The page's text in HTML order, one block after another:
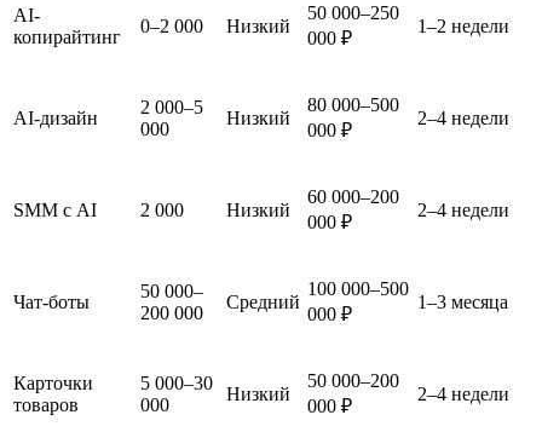
AI-
копирайтинг
0–2 000 Низкий
50 000–250
000 ₽
1–2 недели
AI-дизайн
2 000–5
000
Низкий
80 000–500
000 ₽
2–4 недели
SMM с AI 2 000 Низкий
60 000–200
000 ₽
2–4 недели
Чат-боты
50 000–
200 000
Средний
100 000–500
000 ₽
1–3 месяца
Карточки
товаров
5 000–30
000
Низкий
50 000–200
000 ₽
2–4 недели